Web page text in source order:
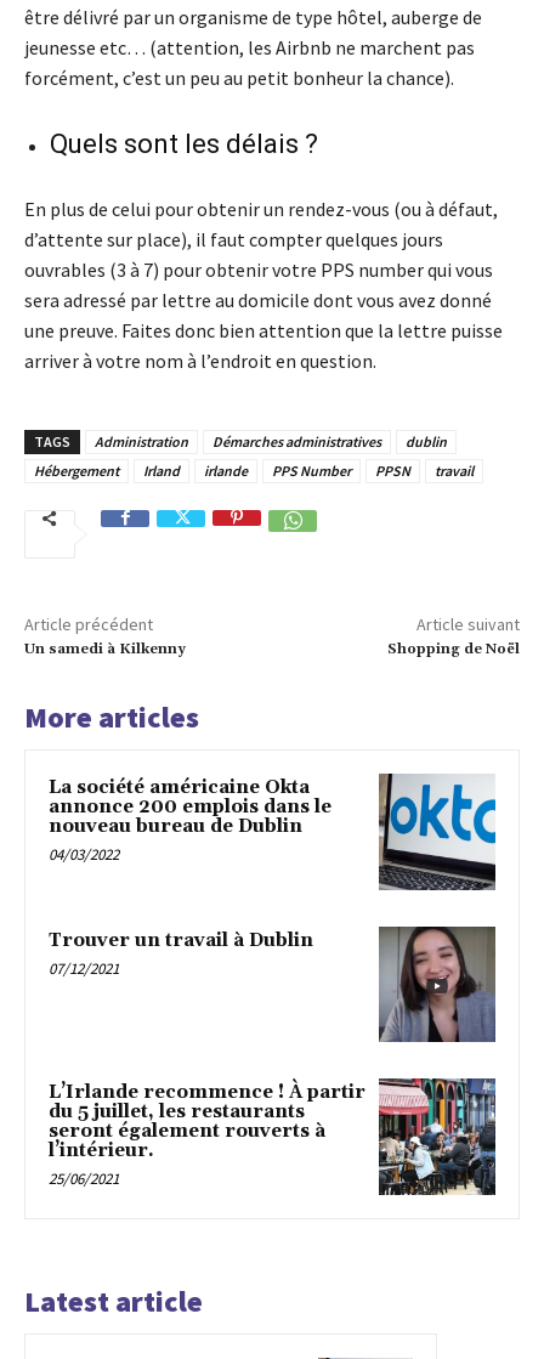
être délivré par un organisme de type hôtel, auberge de
jeunesse etc… (attention, les Airbnb ne marchent pas
forcément, c’est un peu au petit bonheur la chance).
Quels sont les délais ?
En plus de celui pour obtenir un rendez-vous (ou à défaut,
d’attente sur place), il faut compter quelques jours
ouvrables (3 à 7) pour obtenir votre PPS number qui vous
sera adressé par lettre au domicile dont vous avez donné
une preuve. Faites donc bien attention que la lettre puisse
arriver à votre nom à l’endroit en question.
TAGS Administration Démarches administratives
dublin
Hébergement
Irland irlande PPS Number PPSN travail
Article précédent
Un samedi à Kilkenny
Article suivant
Shopping de Noël
More articles
La société américaine Okta
annonce 200 emplois dans le
nouveau bureau de Dublin
04/03/2022
Trouver un travail à Dublin
07/12/2021
L’Irlande recommence ! À partir
du 5 juillet, les restaurants
seront également rouverts à
l’intérieur.
25/06/2021
Latest article